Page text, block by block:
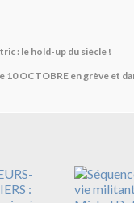
: le hold-up du siècle !
10 OCTOBRE en grève et